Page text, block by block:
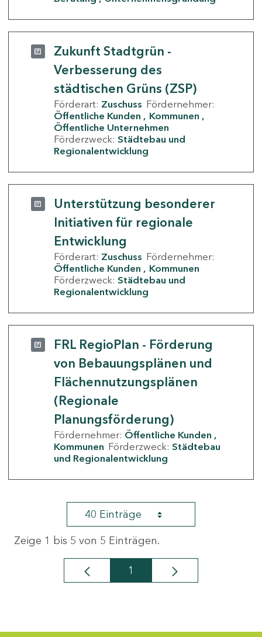
Zukunft Stadtgrün -
Verbesserung des
städtischen Grüns (ZSP)
Förderart: Zuschuss Fördernehmer:
Öffentliche Kunden
Kommunen
Öffentliche Unternehmen
Förderzweck: Städtebau und
Regionalentwicklung
Unterstützung besonderer
Initiativen für regionale
Entwicklung
Förderart: Zuschuss Fördernehmer:
Öffentliche Kunden
Kommunen
Förderzweck: Städtebau und
Regionalentwicklung
FRL RegioPlan - Förderung
von Bebauungsplänen und
Flächennutzungsplänen
(Regionale
Planungsförderung)
Fördernehmer: Öffentliche Kunden
Kommunen Förderzweck: Städtebau
und Regionalentwicklung
40 Einträge
Zeige 1 bis 5 von 5 Einträgen.
Seite
1